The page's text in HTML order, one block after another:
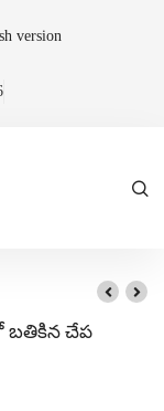
version
బతికిన చేప